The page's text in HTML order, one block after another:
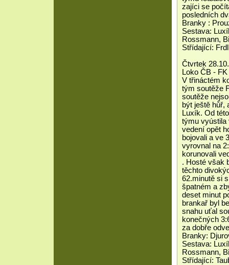
zajíci se
posledních
Branky :
Sestava:
Rossmann,
Střídající:
Čtvrtek
Loko ČB -
V třináctém
tým soutěže
soutěže
být ještě hůř,
Luxík. Od
týmu vyústila
vedení opět
bojovali a ve
vyrovnal na
korunovali
. Hosté však
těchto
62.minutě si
špatném a
deset minut
brankař byl
snahu uťal
konečných
za dobře
Branky:
Sestava:
Rossmann,
Střídající: